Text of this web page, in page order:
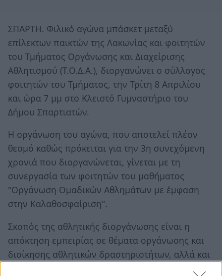
ΣΠΑΡΤΗ. Φιλικό αγώνα μπάσκετ μεταξύ
επίλεκτων παικτών της Λακωνίας και φοιτητών
του Τμήματος Οργάνωσης και Διαχείρισης
Αθλητισμού (Τ.Ο.Δ.Α.), διοργανώνει ο σύλλογος
φοιτητών του Τμήματος, την Τρίτη 8 Απριλίου
και ώρα 7 μμ στο Κλειστό Γυμναστήριο του
Δήμου Σπαρτιατών.
Η οργάνωση του αγώνα, που αποτελεί πλέον
θεσμό καθώς πρόκειται για την 3η συνεχόμενη
χρονιά που διοργανώνεται, γίνεται με τη
συνεργασία των φοιτητών του μαθήματος
"Οργάνωση Ομαδικών Αθλημάτων με έμφαση
στην Καλαθοσφαίριση".
Σκοπός της αθλητικής διοργάνωσης είναι η
απόκτηση εμπειρίας σε θέματα οργάνωσης και
διοίκησης αθλητικών δραστηριοτήτων, αλλά και